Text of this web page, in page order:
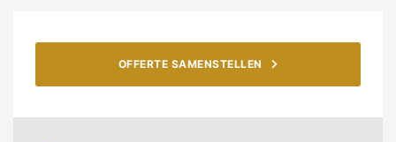
OFFERTE SAMENSTELLEN